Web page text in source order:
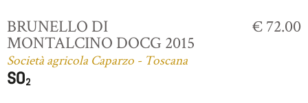
BRUNELLO DI
MONTALCINO DOCG 2015
Società agricola Caparzo - Toscana
€ 72.00